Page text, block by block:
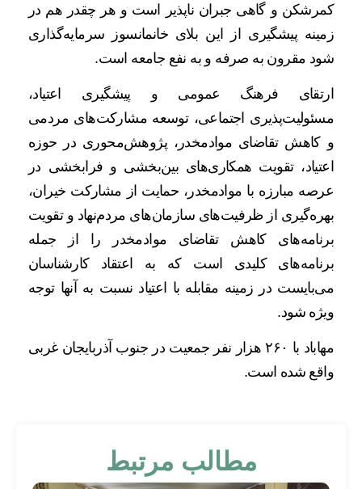
کمرشکن و گاهی جبران ناپذیر است و هر چقدر هم در
زمینه پیشگیری از این بلای خانمانسوز سرمایه‌گذاری
شود مقرون به صرفه و به نفع جامعه است.
ارتقای فرهنگ عمومی و پیشگیری اعتیاد،
مسئولیت‌پذیری اجتماعی، توسعه مشارکت‌های مردمی
و کاهش تقاضای موادمخدر، پژوهش‌محوری در حوزه
اعتیاد، تقویت همکاری‌های بین‌بخشی و فرابخشی در
عرصه مبارزه با موادمخدر، حمایت از مشارکت خیران،
بهره‌گیری از ظرفیت‌های سازمان‌های مردم‌نهاد و تقویت
برنامه‌های کاهش تقاضای موادمخدر را از جمله
برنامه‌های کلیدی است که به اعتقاد کارشناسان
می‌بایست در زمینه مقابله با اعتیاد نسبت به آنها توجه
ویژه شود.
مهاباد با ۲۶۰ هزار نفر جمعیت در جنوب آذربایجان غربی
واقع شده است.
مطالب مرتبط